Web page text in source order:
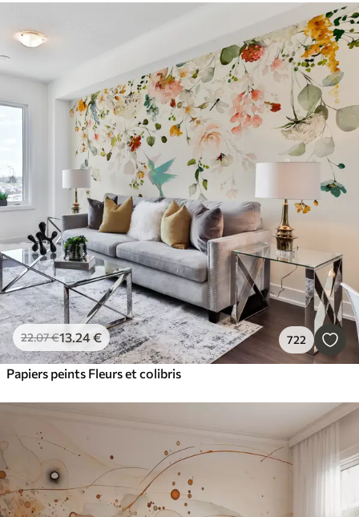
22.07€13.24€ 722
Papiers peints Fleurs et colibris